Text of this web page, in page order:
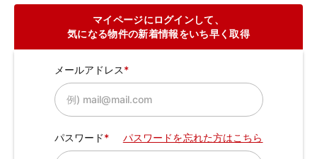
マイページにログインして、
気になる物件の新着情報をいち早く取得
メールアドレス
パスワード パスワードを忘れた方はこちら